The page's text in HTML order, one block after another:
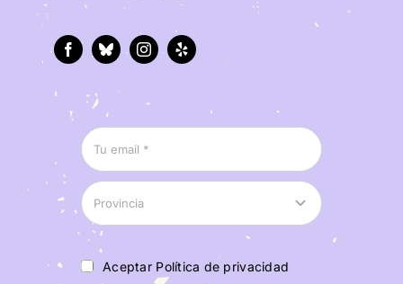
Aceptar Política de privacidad